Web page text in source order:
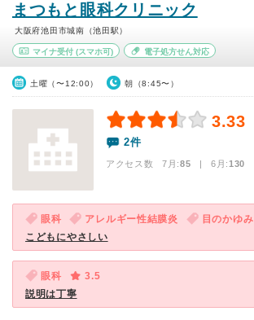
まつもと眼科クリニック
大阪府池田市城南（池田駅）
マイナ受付 (スマホ可) 電子処方せん対応
土曜（〜12:00） 朝（8:45〜）
3.33
2件
アクセス数 7月:85 | 6月:130
眼科 アレルギー性結膜炎 目のかゆみ
こどもにやさしい
眼科
3.5
説明は丁寧